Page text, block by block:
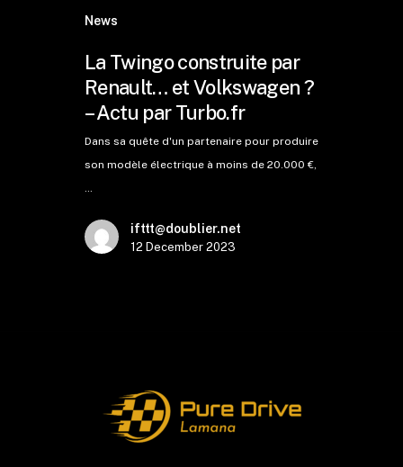
News
La Twingo construite par
Renault… et Volkswagen ?
– Actu par Turbo.fr
Dans sa quête d'un partenaire pour produire
son modèle électrique à moins de 20.000 €,
…
ifttt@doublier.net
12 December 2023